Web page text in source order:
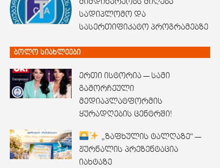
სადიპლომო და
სასერთიფიკატო პროგრამებზე
ბოლო სიახლეები
ერთი ისტორია — სამი
გამორჩეული
მედიაპლატფორმის
ყურადღების ცენტრში!
„ზაფხულის ტალღაზე“ —
ჟურნალის პრეზენტაცია
იახტაზე